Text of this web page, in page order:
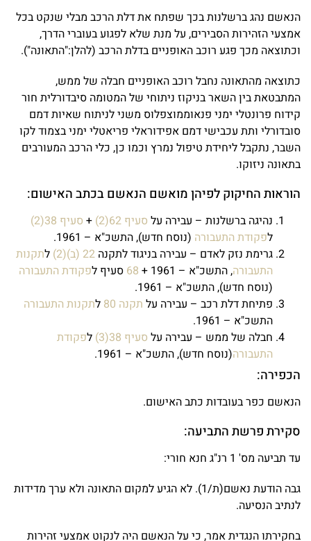
הנאשם נהג ברשלנות בכך שפתח את דלת הרכב מבלי שנקט בכל
אמצעי הזהירות הסבירים, על מנת שלא לפגוע בעוברי הדרך,
וכתוצאה מכך פגע רוכב האופניים בדלת הרכב (להלן:"התאונה").
כתוצאה מהתאונה נחבל רוכב האופניים חבלה של ממש,
המתבטאת בין השאר בניקוז ניתוחי של המטומה סיבדורלית חור
קידוח פרונטלי ימני פנאוממוצפלוס משני לניתוח שאיות דמם
סובדורלי ותת עכבישי דמם אפידוראלי פריאטלי ימני בצמוד לקו
השבר, נתקבל ליחידת טיפול נמרץ וכמו כן, כלי הרכב המעורבים
בתאונה ניזוקו.
הוראות החיקוק לפיהן מואשם הנאשם בכתב האישום:
נהיגה ברשלנות – עבירה על סעיף 62(2) + סעיף 38(2)
לפקודת התעבורה (נוסח חדש), התשכ"א – 1961.
גרימת נזק לאדם – עבירה בניגוד לתקנה 22 (ב)(2) לתקנות
התעבורה, התשכ"א – 1961 + 68 סעיף לפקודת התעבורה
(נוסח חדש), התשכ"א – 1961.
פתיחת דלת רכב – עבירה על תקנה 80 לתקנות התעבורה
התשכ"א – 1961.
חבלה של ממש – עבירה על סעיף 38(3) לפקודת
התעבורה(נוסח חדש), התשכ"א – 1961.
הכפירה:
הנאשם כפר בעובדות כתב האישום.
סקירת פרשת התביעה:
עד תביעה מס' 1 רנ"ג חנא חורי:
גבה הודעת נאשם(ת/1). לא הגיע למקום התאונה ולא ערך מדידות
לנתיב הנסיעה.
בחקירתו הנגדית אמר, כי על הנאשם היה לנקוט אמצעי זהירות